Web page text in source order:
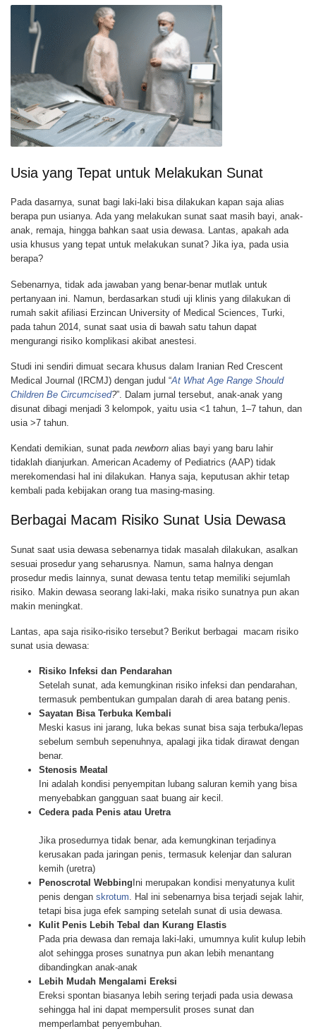
Usia yang Tepat untuk Melakukan Sunat
Pada dasarnya, sunat bagi laki-laki bisa dilakukan kapan saja alias
berapa pun usianya. Ada yang melakukan sunat saat masih bayi, anak-
anak, remaja, hingga bahkan saat usia dewasa. Lantas, apakah ada
usia khusus yang tepat untuk melakukan sunat? Jika iya, pada usia
berapa?
Sebenarnya, tidak ada jawaban yang benar-benar mutlak untuk
pertanyaan ini. Namun, berdasarkan studi uji klinis yang dilakukan di
rumah sakit afiliasi Erzincan University of Medical Sciences, Turki,
pada tahun 2014, sunat saat usia di bawah satu tahun dapat
mengurangi risiko komplikasi akibat anestesi.
Studi ini sendiri dimuat secara khusus dalam Iranian Red Crescent
Medical Journal (IRCMJ) dengan judul “At What Age Range Should
Children Be Circumcised?”. Dalam jurnal tersebut, anak-anak yang
disunat dibagi menjadi 3 kelompok, yaitu usia <1 tahun, 1–7 tahun, dan
usia >7 tahun.
Kendati demikian, sunat pada newborn alias bayi yang baru lahir
tidaklah dianjurkan. American Academy of Pediatrics (AAP) tidak
merekomendasi hal ini dilakukan. Hanya saja, keputusan akhir tetap
kembali pada kebijakan orang tua masing-masing.
Berbagai Macam Risiko Sunat Usia Dewasa
Sunat saat usia dewasa sebenarnya tidak masalah dilakukan, asalkan
sesuai prosedur yang seharusnya. Namun, sama halnya dengan
prosedur medis lainnya, sunat dewasa tentu tetap memiliki sejumlah
risiko. Makin dewasa seorang laki-laki, maka risiko sunatnya pun akan
makin meningkat.
Lantas, apa saja risiko-risiko tersebut? Berikut berbagai macam risiko
sunat usia dewasa:
Risiko Infeksi dan Pendarahan
Setelah sunat, ada kemungkinan risiko infeksi dan pendarahan,
termasuk pembentukan gumpalan darah di area batang penis.
Sayatan Bisa Terbuka Kembali
Meski kasus ini jarang, luka bekas sunat bisa saja terbuka/lepas
sebelum sembuh sepenuhnya, apalagi jika tidak dirawat dengan
benar.
Stenosis Meatal
Ini adalah kondisi penyempitan lubang saluran kemih yang bisa
menyebabkan gangguan saat buang air kecil.
Cedera pada Penis atau Uretra
Jika prosedurnya tidak benar, ada kemungkinan terjadinya
kerusakan pada jaringan penis, termasuk kelenjar dan saluran
kemih (uretra)
Penoscrotal Webbing Ini merupakan kondisi menyatunya kulit
penis dengan skrotum. Hal ini sebenarnya bisa terjadi sejak lahir,
tetapi bisa juga efek samping setelah sunat di usia dewasa.
Kulit Penis Lebih Tebal dan Kurang Elastis
Pada pria dewasa dan remaja laki-laki, umumnya kulit kulup lebih
alot sehingga proses sunatnya pun akan lebih menantang
dibandingkan anak-anak
Lebih Mudah Mengalami Ereksi
Ereksi spontan biasanya lebih sering terjadi pada usia dewasa
sehingga hal ini dapat mempersulit proses sunat dan
memperlambat penyembuhan.